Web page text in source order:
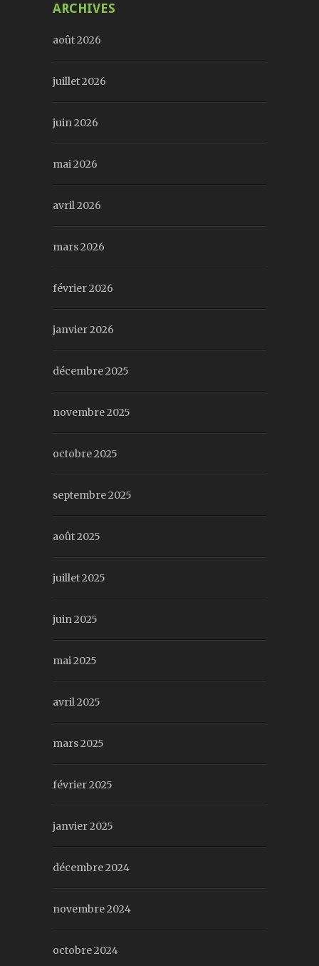
ARCHIVES
août 2026
juillet 2026
juin 2026
mai 2026
avril 2026
mars 2026
février 2026
janvier 2026
décembre 2025
novembre 2025
octobre 2025
septembre 2025
août 2025
juillet 2025
juin 2025
mai 2025
avril 2025
mars 2025
février 2025
janvier 2025
décembre 2024
novembre 2024
octobre 2024